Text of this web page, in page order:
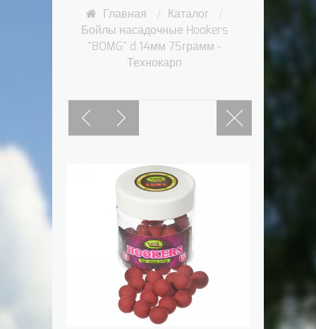
Главная / Каталог
/
Бойлы насадочные Hookers
"BOMG" d.14мм 75грамм -
Технокарп